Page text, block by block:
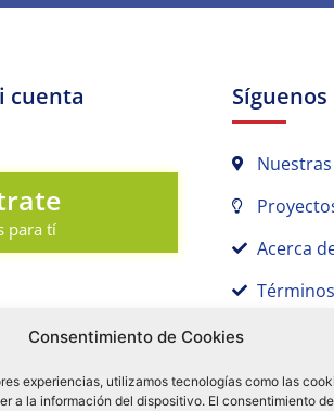
Consentimiento de Cookies
experiencias, utilizamos tecnologías como las
a la información del dispositivo. El consentimiento
cuenta
para tí
Síguenos
Acerca
Aviso de